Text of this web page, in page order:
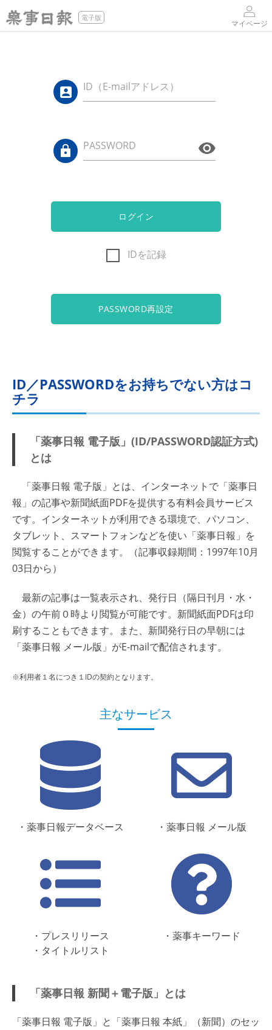
電子版
マイページ
ID（E-mailアドレス）
PASSWORD
ログイン
IDを記録
PASSWORD再設定
ID／PASSWORDをお持ちでない方はコ
チラ
「薬事日報 電子版」(ID/PASSWORD認証方式)
とは
「薬事日報 電子版」とは、インターネットで「薬事日
報」の記事や新聞紙面PDFを提供する有料会員サービス
です。インターネットが利用できる環境で、パソコン、
タブレット、スマートフォンなどを使い「薬事日報」を
閲覧することができます。（記事収録期間：1997年10月
03日から）
最新の記事は一覧表示され、発行日（隔日刊月・水・
金）の午前０時より閲覧が可能です。新聞紙面PDFは印
刷することもできます。また、新聞発行日の早朝には
「薬事日報 メール版」がE-mailで配信されます。
※利用者１名につき１IDの契約となります。
主なサービス
・薬事日報データベース ・薬事日報 メール版
・プレスリリース
・タイトルリスト
・薬事キーワード
「薬事日報 新聞＋電子版」とは
「薬事日報 電子版」と「薬事日報 本紙」（新聞）のセッ